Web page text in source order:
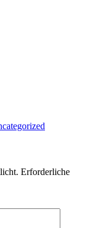
Erforderliche